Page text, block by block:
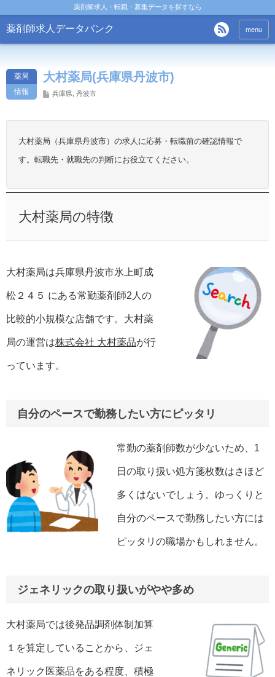
薬剤師求人・転職・募集データを探すなら
薬剤師求人データバンク menu
薬局
情報
大村薬局(兵庫県丹波市)
兵庫県 丹波市
大村薬局（兵庫県丹波市）の求人に応募・転職前の確認情報で
す。転職先・就職先の判断にお役立てください。
大村薬局の特徴
大村薬局は兵庫県丹波市氷上町成
松２４５ にある常勤薬剤師2人の
比較的小規模な店舗です。大村薬
局の運営は株式会社 大村薬品が行
っています。
自分のペースで勤務したい方にピッタリ
常勤の薬剤師数が少ないため、1
日の取り扱い処方箋枚数はさほど
多くはないでしょう。ゆっくりと
自分のペースで勤務したい方には
ピッタリの職場かもしれません。
ジェネリックの取り扱いがやや多め
大村薬局では後発品調剤体制加算
１を算定していることから、ジェ
ネリック医薬品をある程度、積極